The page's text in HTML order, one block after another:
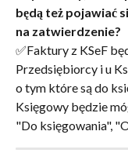
będą też pojawiać
na zatwierdzenie?
✅Faktury z KSeF
Przedsiębiorcy i u
o tym które są do
Księgowy będzie
"Do księgowania",